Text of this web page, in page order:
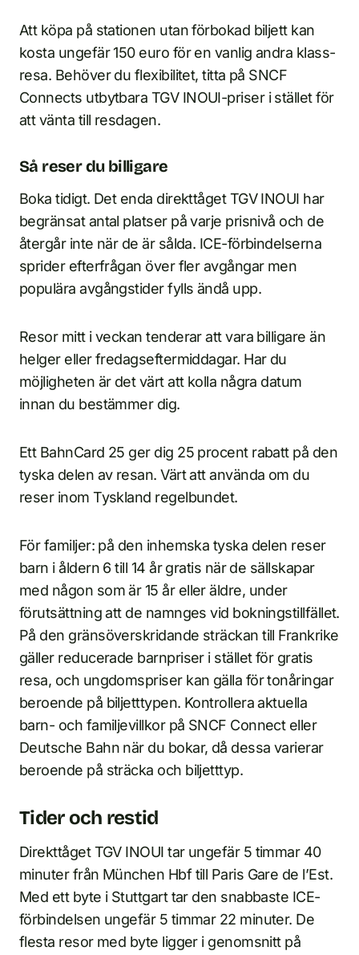
Att köpa på stationen utan förbokad biljett kan
kosta ungefär 150 euro för en vanlig andra klass-
resa. Behöver du flexibilitet, titta på SNCF
Connects utbytbara TGV INOUI-priser i stället för
att vänta till resdagen.
Så reser du billigare
Boka tidigt. Det enda direkttåget TGV INOUI har
begränsat antal platser på varje prisnivå och de
återgår inte när de är sålda. ICE-förbindelserna
sprider efterfrågan över fler avgångar men
populära avgångstider fylls ändå upp.
Resor mitt i veckan tenderar att vara billigare än
helger eller fredagseftermiddagar. Har du
möjligheten är det värt att kolla några datum
innan du bestämmer dig.
Ett BahnCard 25 ger dig 25 procent rabatt på den
tyska delen av resan. Värt att använda om du
reser inom Tyskland regelbundet.
För familjer: på den inhemska tyska delen reser
barn i åldern 6 till 14 år gratis när de sällskapar
med någon som är 15 år eller äldre, under
förutsättning att de namnges vid bokningstillfället.
På den gränsöverskridande sträckan till Frankrike
gäller reducerade barnpriser i stället för gratis
resa, och ungdomspriser kan gälla för tonåringar
beroende på biljetttypen. Kontrollera aktuella
barn- och familjevillkor på SNCF Connect eller
Deutsche Bahn när du bokar, då dessa varierar
beroende på sträcka och biljetttyp.
Tider och restid
Direkttåget TGV INOUI tar ungefär 5 timmar 40
minuter från München Hbf till Paris Gare de l’Est.
Med ett byte i Stuttgart tar den snabbaste ICE-
förbindelsen ungefär 5 timmar 22 minuter. De
flesta resor med byte ligger i genomsnitt på